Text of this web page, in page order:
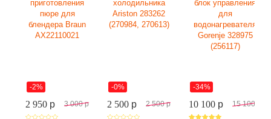
-2%
2 950 p 3 000 p
-0%
2 500 p 2 500 p
-34%
10 100 p 15 100